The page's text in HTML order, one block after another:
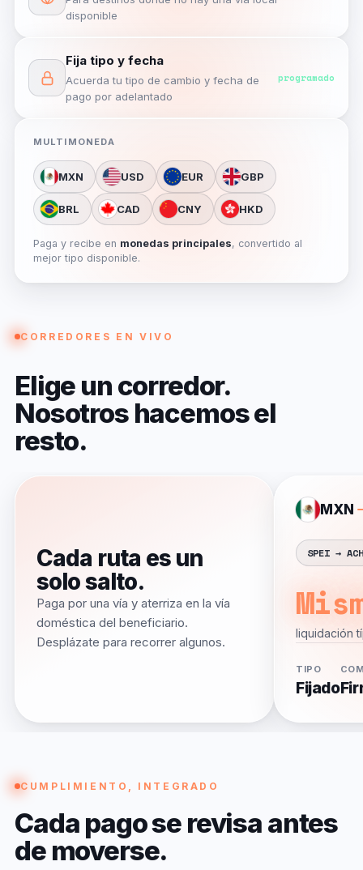
disponible
Fija tipo y fecha
Acuerda tu tipo de cambio y fecha de
pago por adelantado
programado
MULTIMONEDA
MXN USD EUR GBP
BRL CAD CNY HKD
Paga y recibe en monedas principales, convertido al
mejor tipo disponible.
CORREDORES EN VIVO
Elige un corredor.
Nosotros hacemosel
resto.
Cada ruta es un
solo salto.
Paga por una vía y aterriza en la vía
doméstica del beneficiario.
Desplázate para recorrer algunos.
MXN
SPEI → ACH
liquidación
TIPO
Fijado
CUMPLIMIENTO, INTEGRADO
Cada pagose revisa antes
de moverse.